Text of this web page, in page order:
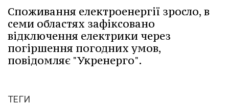
Споживання електроенергії зросло, в
семи областях зафіксовано
відключення електрики через
погіршення погодних умов,
повідомляє "Укренерго".
ТЕГИ